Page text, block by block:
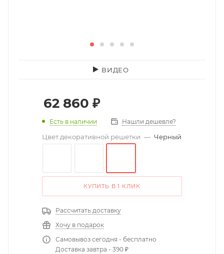
ВИДЕО
62 860 ₽
Есть в наличии Нашли дешевле?
Цвет декоративной решетки — Черный
КУПИТЬ В 1 КЛИК
Рассчитать доставку
Хочу в подарок
Самовывоз сегодня - бесплатно
Доставка завтра - 390 ₽